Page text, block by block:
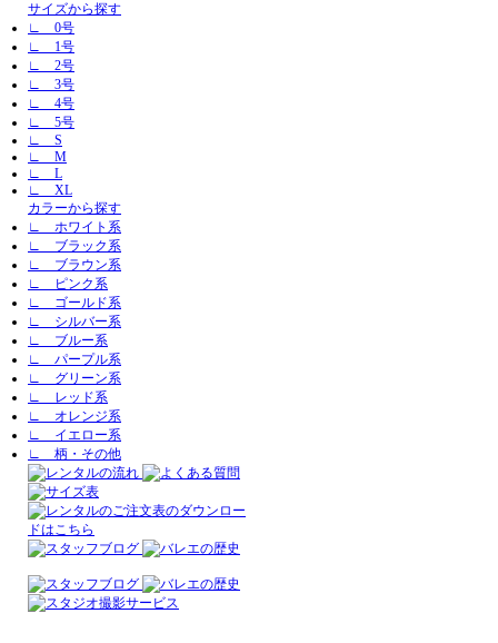
サイズから探す
∟ 0号
∟ 1号
∟ 2号
∟ 3号
∟ 4号
∟ 5号
∟ S
∟ M
∟ L
∟ XL
カラーから探す
∟ ホワイト系
∟ ブラック系
∟ ブラウン系
∟ ピンク系
∟ ゴールド系
∟ シルバー系
∟ ブルー系
∟ パープル系
∟ グリーン系
∟ レッド系
∟ オレンジ系
∟ イエロー系
∟ 柄・その他